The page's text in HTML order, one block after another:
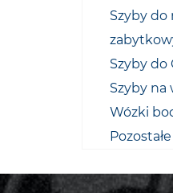
Szyby
Szyby do
Szyby na
Wózki